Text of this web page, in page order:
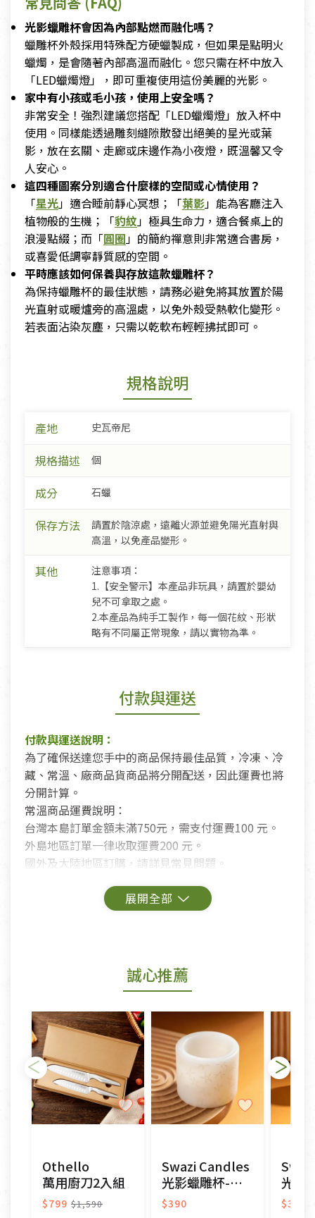
光影蠟雕杯會因為內部點燃而融化嗎？
蠟雕杯外殼採用特殊配方硬蠟製成，但如果是點明火
蠟燭，是會隨著內部高溫而融化。您只需在杯中放入
「LED蠟燭燈」，即可重複使用這份美麗的光影。
家中有小孩或毛小孩，使用上安全嗎？
非常安全！強烈建議您搭配「LED蠟燭燈」放入杯中
使用。同樣能透過雕刻縫隙散發出絕美的星光或葉
影，放在玄關、走廊或床邊作為小夜燈，既溫馨又令
人安心。
這四種圖案分別適合什麼樣的空間或心情使用？
「星光」適合睡前靜心冥想；「葉影」能為客廳注入
植物般的生機；「豹紋」極具生命力，適合餐桌上的
浪漫點綴；而「圓圈」的簡約禪意則非常適合書房，
或喜愛低調寧靜質感的空間。
平時應該如何保養與存放這款蠟雕杯？
為保持蠟雕杯的最佳狀態，請務必避免將其放置於陽
光直射或暖爐旁的高溫處，以免外殼受熱軟化變形。
若表面沾染灰塵，只需以乾軟布輕輕拂拭即可。
規格說明
產地 史瓦帝尼
規格描述 個
成分 石蠟
保存方法
請置於陰涼處，遠離火源並避免陽光直射與
高溫，以免產品變形。
其他
注意事項：
1.【安全警示】本產品非玩具，請置於嬰幼
兒不可拿取之處。
2.本產品為純手工製作，每一個花紋、形狀
略有不同屬正常現象，請以實物為準。
付款與運送
付款與運送說明：
為了確保送達您手中的商品保持最佳品質，冷凍、冷
藏、常溫、廠商品貨商品將分開配送，因此運費也將
分開計算。
常溫商品運費說明：
台灣本島訂單金額未滿750元，需支付運費100 元。
外島地區訂單一律收取運費200 元。
國外及大陸地區訂購，請詳見常見問題。
鑑賞期商品說明：
若您購買的商品有下列「不適用七天鑑賞期商品」情
形者，除商品瑕疵以外，恕不接受退換貨.
依消保法之規定提供該商品七天免費鑑賞期(含例假
日)的服務，原則上若商品未經使用或被汙損(除商品
瑕疵)，一般皆可申請退換貨。
不適用七天鑑賞期商品：
以數位或電磁紀錄形式儲存之商品、易於變質或損壞
接受原片換新。
衣飾鞋類-如T恤，如於送達後水洗或污損者。
美容保養用品、內衣褲、襪子、口罩等私人消耗性產
誠心推薦
Othello
萬用廚刀2入組
$799 $1,590
Swazi Candles
光影蠟雕杯-星光
$390
光影蠟
$390